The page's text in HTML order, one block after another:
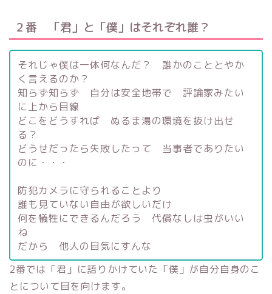
２番 「君」と「僕」はそれぞれ誰？
それじゃ僕は一体何なんだ？ 誰かのこととやか
く言えるのか？
知らず知らず 自分は安全地帯で 評論家みたい
に上から目線
どこをどうすれば ぬるま湯の環境を抜け出せ
る？
どうせだったら失敗したって 当事者でありたい
のに・・・
防犯カメラに守られることより
誰も見ていない自由が欲しいだけ
何を犠牲にできるんだろう 代償なしは虫がいい
ね
だから 他人の目気にすんな
2番では「君」に語りかけていた「僕」が自分自身のこ
とについて目を向けます。